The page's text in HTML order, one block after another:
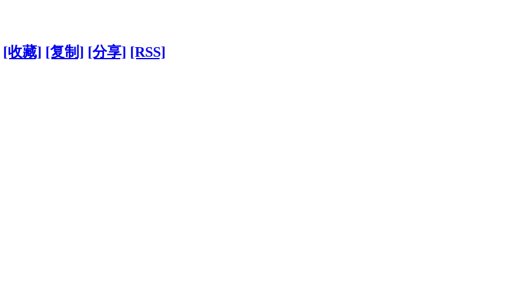
[收藏] [复制] [分享] [RSS]